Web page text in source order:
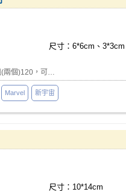
尺寸：6*6cm、3*3cm
(兩個)120，可…
Marvel 新宇宙
尺寸：10*14cm